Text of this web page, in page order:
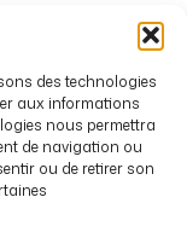
des technologies
aux informations
nous permettra
de navigation ou
ou de retirer son